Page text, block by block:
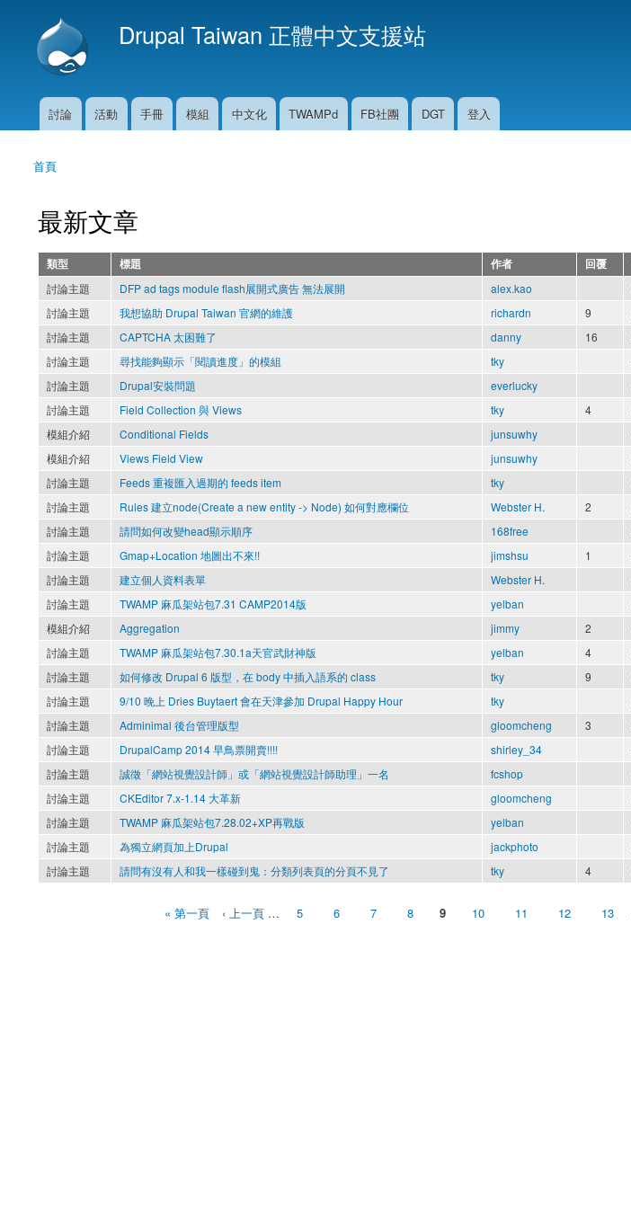
Drupal Taiwan 正體中文支援站
主選單
討論 活動 手冊 模組 中文化 TWAMPd FB社團 DGT 登入
您在這裡
首頁
最新文章
類型 標題 作者 回覆
討論主題
DFP ad tags module flash展開式廣告 無法展開 alex.kao
討論主題
我想協助 Drupal Taiwan 官網的維護 richardn 9
討論主題
CAPTCHA 太困難了 danny 16
討論主題
尋找能夠顯示「閱讀進度」的模組 tky
討論主題
Drupal安裝問題 everlucky
討論主題
Field Collection 與 Views tky 4
模組介紹
Conditional Fields junsuwhy
模組介紹
Views Field View junsuwhy
討論主題
Feeds 重複匯入過期的 feeds item tky
討論主題
Rules 建立node(Create a new entity -> Node) 如何對應欄位 Webster H. 2
討論主題
請問如何改變head顯示順序 168free
討論主題
Gmap+Location 地圖出不來!! jimshsu 1
討論主題
建立個人資料表單 Webster H.
討論主題
TWAMP 麻瓜架站包7.31 CAMP2014版 yelban
模組介紹
Aggregation jimmy 2
討論主題
TWAMP 麻瓜架站包7.30.1a天官武財神版 yelban 4
討論主題
如何修改 Drupal 6 版型，在 body 中插入語系的 class tky 9
討論主題
9/10 晚上 Dries Buytaert 會在天津參加 Drupal Happy Hour tky
討論主題
Adminimal 後台管理版型 gloomcheng 3
討論主題
DrupalCamp 2014 早鳥票開賣!!!! shirley_34
討論主題
誠徵「網站視覺設計師」或「網站視覺設計師助理」一名 fcshop
討論主題
CKEditor 7.x-1.14 大革新 gloomcheng
討論主題
TWAMP 麻瓜架站包7.28.02+XP再戰版 yelban
討論主題
為獨立網頁加上Drupal jackphoto
討論主題
請問有沒有人和我一樣碰到鬼：分類列表頁的分頁不見了 tky 4
« 第一頁 ‹ 上一頁 … 5 6 7 8 9 10 11 12 13